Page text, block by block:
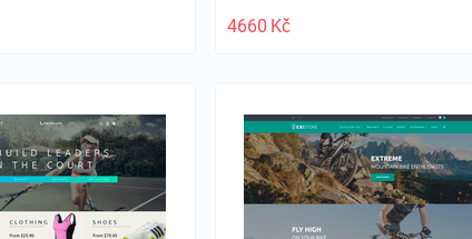
4660 Kč